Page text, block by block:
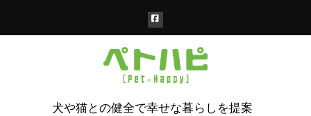
犬や猫との健全で幸せな暮らしを提案